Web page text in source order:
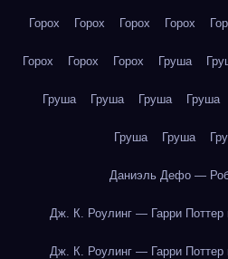
Горох Горох Горох Горох
Горох Горох Горох Груша
Груша Груша Груша Груша
Груша Груша
Даниэль Дефо —
Дж. К. Роулинг — Гарри
Дж. К. Роулинг — Гарри